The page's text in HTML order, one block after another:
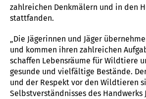
zahlreichen Denkmälern und in den
stattfanden.
„Die Jägerinnen und Jäger
und kommen ihren zahlreichen
schaffen Lebensräume für Wildtiere
gesunde und vielfältige Bestände.
und der Respekt vor den Wildtieren
Selbstverständnisses des Handwerks